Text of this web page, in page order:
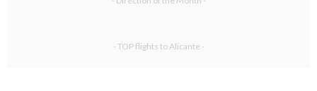
- TOP flights to Alicante -